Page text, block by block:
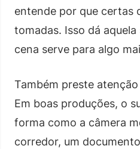
entende por que certas
tomadas. Isso dá
cena serve para algo
Também preste
Em boas produções, o
forma como a câmera
corredor, um